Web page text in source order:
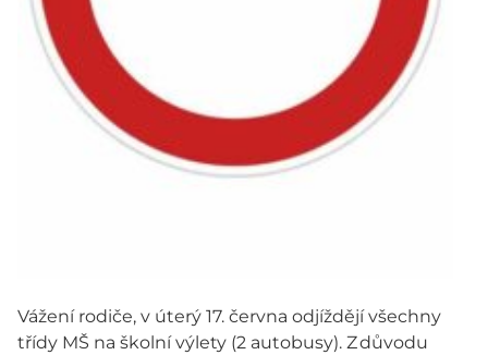
Vážení rodiče, v úterý 17. června odjíždějí všechny
třídy MŠ na školní výlety (2 autobusy). Z důvodu